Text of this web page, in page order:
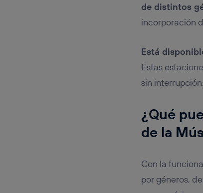
de distintos
incorporación
Está
Estas
sin
¿Qué
de la
Con la
por géneros,